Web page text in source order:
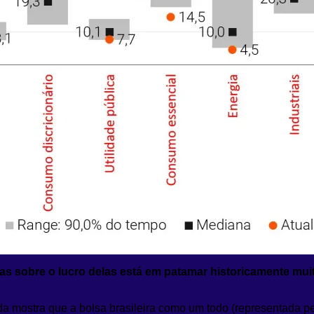
sobre o lucro delas está em patamar historicamente
mostra que a bolsa brasileira como um todo (representada